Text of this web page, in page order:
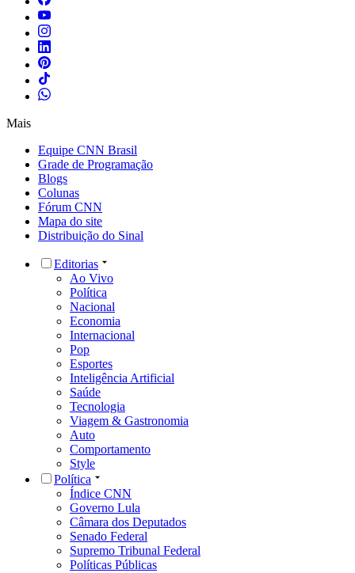
Mais
Equipe CNN Brasil
Grade de Programação
Blogs
Colunas
Fórum CNN
Mapa do site
Distribuição do Sinal
Editorias
Ao Vivo
Política
Nacional
Economia
Internacional
Pop
Esportes
Inteligência Artificial
Saúde
Tecnologia
Viagem & Gastronomia
Auto
Comportamento
Style
Política
Índice CNN
Governo Lula
Câmara dos Deputados
Senado Federal
Supremo Tribunal Federal
Políticas Públicas